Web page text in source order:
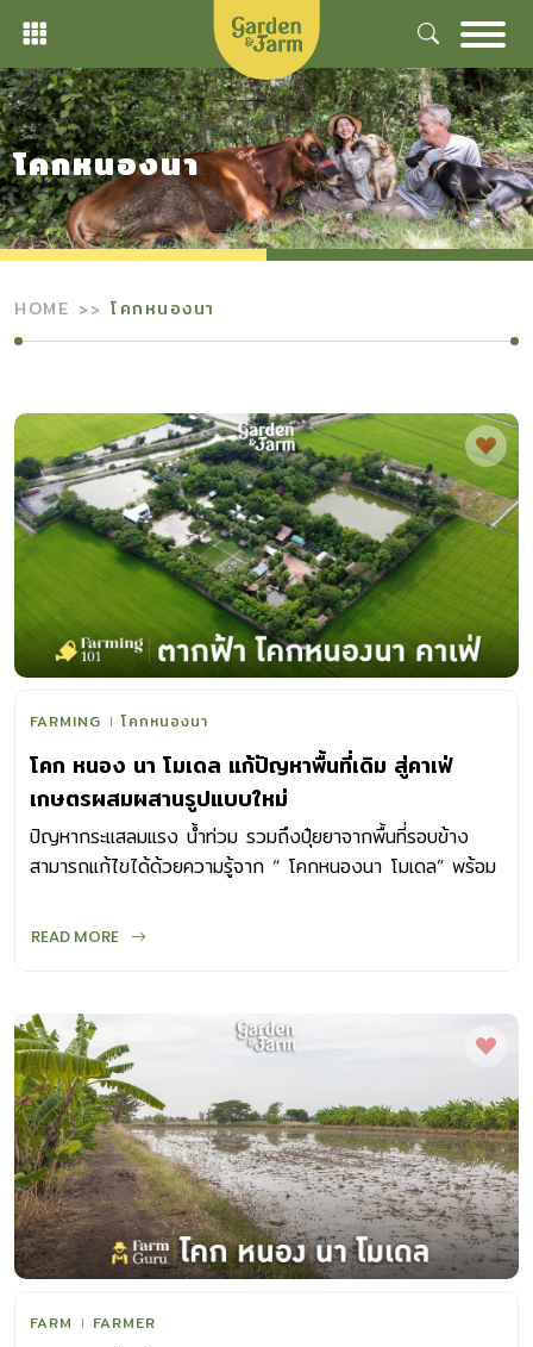
Skip
content
โคกหนองนา
HOME โคกหนองนา
FARMING โคกหนองนา
โคก หนอง นา โมเดล แก้ปัญหาพื้นที่เดิม สู่คาเฟ่
เกษตรผสมผสานรูปแบบใหม่
ปัญหากระแสลมแรง น้ำท่วม รวมถึงปุ๋ยยาจากพื้นที่รอบข้าง
สามารถแก้ไขได้ด้วยความรู้จาก “ โคกหนองนา โมเดล” พร้อม
READ MORE
FARM FARMER